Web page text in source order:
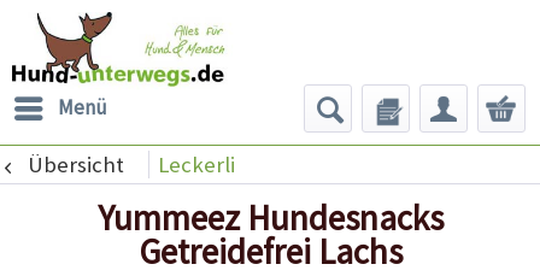
Menü
Übersicht Leckerli
Yummeez Hundesnacks
Getreidefrei Lachs